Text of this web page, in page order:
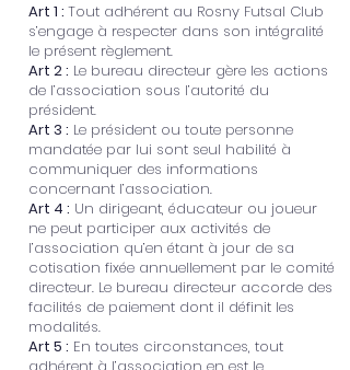
Art 1 : Tout adhérent au Rosny Futsal Club
s’engage à respecter dans son intégralité
le présent règlement.
Art 2 : Le bureau directeur gère les actions
de l’association sous l’autorité du
président.
Art 3 : Le président ou toute personne
mandatée par lui sont seul habilité à
communiquer des informations
concernant l’association.
Art 4 : Un dirigeant, éducateur ou joueur
ne peut participer aux activités de
l’association qu’en étant à jour de sa
cotisation fixée annuellement par le comité
directeur. Le bureau directeur accorde des
facilités de paiement dont il définit les
modalités.
Art 5 : En toutes circonstances, tout